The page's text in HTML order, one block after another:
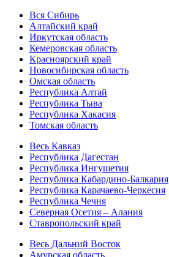
Вся Сибирь
Алтайский край
Иркутская область
Кемеровская область
Красноярский край
Новосибирская область
Омская область
Республика Алтай
Республика Тыва
Республика Хакасия
Томская область
Весь Кавказ
Республика Дагестан
Республика Ингушетия
Республика Кабардино-Балкария
Республика Карачаево-Черкесия
Республика Чечня
Северная Осетия – Алания
Ставропольский край
Весь Дальний Восток
Амурская область